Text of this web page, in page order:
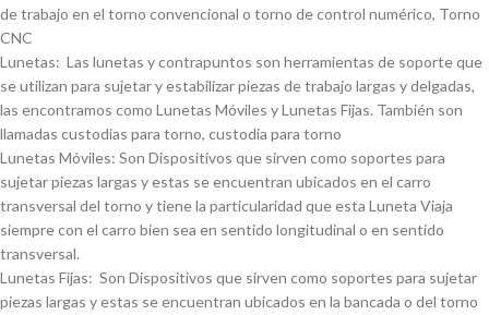
de trabajo en el torno convencional o torno de control numérico, Torno
CNC
Lunetas: Las lunetas y contrapuntos son herramientas de soporte que
se utilizan para sujetar y estabilizar piezas de trabajo largas y delgadas,
las encontramos como Lunetas Móviles y Lunetas Fijas. También son
llamadas custodias para torno, custodia para torno
Lunetas Móviles: Son Dispositivos que sirven como soportes para
sujetar piezas largas y estas se encuentran ubicados en el carro
transversal del torno y tiene la particularidad que esta Luneta Viaja
siempre con el carro bien sea en sentido longitudinal o en sentido
transversal.
Lunetas Fijas: Son Dispositivos que sirven como soportes para sujetar
piezas largas y estas se encuentran ubicados en la bancada o del torno